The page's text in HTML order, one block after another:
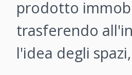
prodotto
trasferendo
l'idea degli spazi,